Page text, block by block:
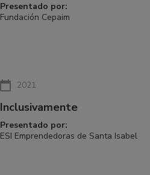
Presentado por:
Fundación Cepaim
2021
Inclusivamente
Presentado por:
ESI Emprendedoras de Santa Isabel